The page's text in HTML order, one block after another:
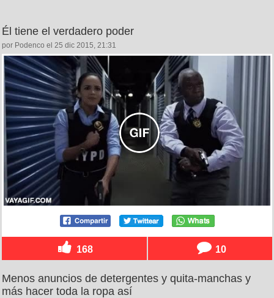
Él tiene el verdadero poder
por Podenco el 25 dic 2015, 21:31
168 10
Menos anuncios de detergentes y quita-manchas y
más hacer toda la ropa así